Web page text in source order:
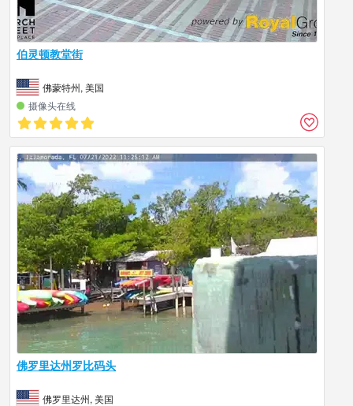
伯灵顿教堂街
佛蒙特州, 美国
摄像头在线
佛罗里达州罗比码头
佛罗里达州, 美国